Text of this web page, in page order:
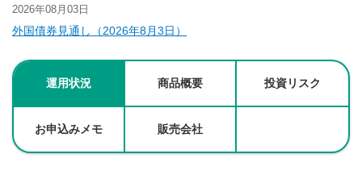
2026年08月03日
外国債券見通し（2026年8月3日）
運用状況 商品概要 投資リスク
お申込みメモ 販売会社